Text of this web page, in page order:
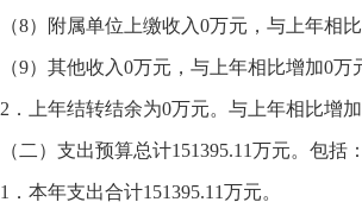
（8）附属单位上缴收入0万元，与上年相
（9）其他收入0万元，与上年相比增加0
2．上年结转结余为0万元。与上年相比增
（二）支出预算总计151395.11万元。包括
1．本年支出合计151395.11万元。